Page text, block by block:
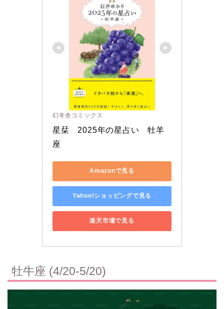
幻冬舎コミックス
星栞　2025年の星占い　牡羊
座
Amazonで見る
Yahoo!ショッピングで見る
楽天市場で見る
牡牛座 (4/20-5/20)